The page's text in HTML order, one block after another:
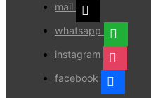
mail
whatsapp
instagram
facebook